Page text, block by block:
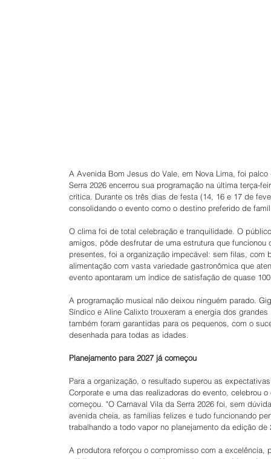
A Avenida Bom Jesus do Vale, em Nova Lima, foi
Serra 2026 encerrou sua programação na última terça-
crítica. Durante os três dias de festa (14, 16 e 17 de
consolidando o evento como o destino preferido de
O clima foi de total celebração e tranquilidade. O
amigos, pôde desfrutar de uma estrutura que
presentes, foi a organização impecável: sem filas,
alimentação com vasta variedade gastronômica que
evento apontaram um índice de satisfação de quase
A programação musical não deixou ninguém parado.
Síndico e Aline Calixto trouxeram a energia dos
também foram garantidas para os pequenos, com o
desenhada para todas as idades.
Planejamento para 2027 já começou
Para a organização, o resultado superou as
Corporate e uma das realizadoras do evento, celebrou
começou. "O Carnaval Vila da Serra 2026 foi, sem
avenida cheia, as famílias felizes e tudo funcionando
trabalhando a todo vapor no planejamento da edição de
A produtora reforçou o compromisso com a